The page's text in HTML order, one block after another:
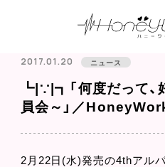
2017.01.20 ニュース
┗|∵|┓「何度だって、
員会～」／
2月22日(水)発売の4thアルバ